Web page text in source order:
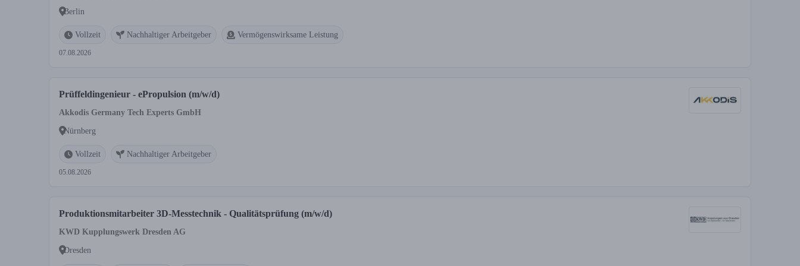
Berlin
Vollzeit Nachhaltiger Arbeitgeber Vermögenswirksame Leistung
07.08.2026
Prüffeldingenieur - ePropulsion (m/w/d)
Akkodis Germany Tech Experts GmbH
Nürnberg
Vollzeit Nachhaltiger Arbeitgeber
05.08.2026
Produktionsmitarbeiter 3D-Messtechnik - Qualitätsprüfung (m/w/d)
KWD Kupplungswerk Dresden AG
Dresden